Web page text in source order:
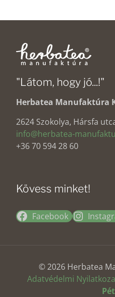
"Látom, hogy jó...!"
Herbatea Manufaktúra
2624 Szokolya, Hársfa
info@herbatea-
+36 70 594 28 60
Kövess minket!
Facebook
© 2026 Herbatea
Adatvédelmi